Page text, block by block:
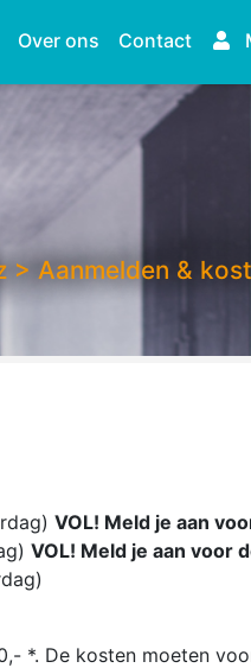
Over ons Contact
> Aanmelden &
VOL! Meld je aan
VOL! Meld je aan voor
*. De kosten moeten